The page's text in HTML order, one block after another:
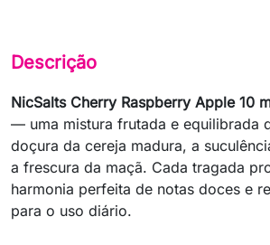
Descrição
NicSalts Cherry Raspberry Apple 10
— uma mistura frutada e equilibrada
doçura da cereja madura, a
a frescura da maçã. Cada tragada
harmonia perfeita de notas doces e
para o uso diário.